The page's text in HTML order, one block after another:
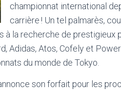
championnat international
carrière ! Un tel palmarès,
la recherche de prestigieux
Adidas, Atos, Cofely et
du monde de Tokyo.
son forfait pour les